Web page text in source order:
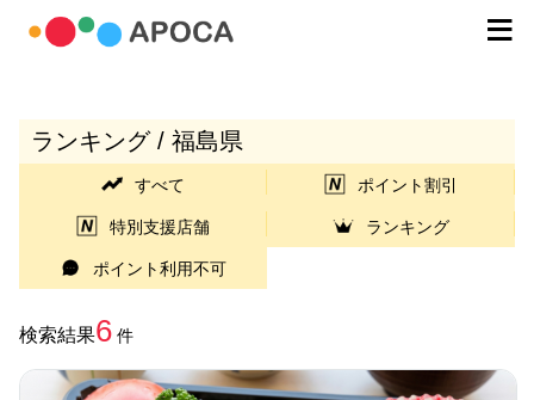
ランキング / 福島県
すべて ポイント割引
特別支援店舗 ランキング
ポイント利用不可
検索結果6 件